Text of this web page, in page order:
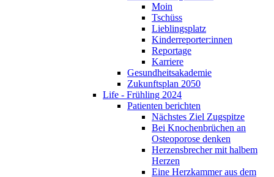
Moin
Tschüss
Lieblingsplatz
Kinderreporter:innen
Reportage
Karriere
Gesundheitsakademie
Zukunftsplan 2050
Life - Frühling 2024
Patienten berichten
Nächstes Ziel Zugspitze
Bei Knochenbrüchen an
Osteoporose denken
Herzensbrecher mit halbem
Herzen
Eine Herzkammer aus dem